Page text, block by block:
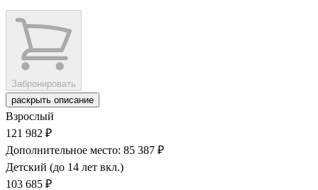
Забронировать
раскрыть описание
Взрослый
121 982 ₽
Дополнительное место: 85 387 ₽
Детский (до 14 лет вкл.)
103 685 ₽